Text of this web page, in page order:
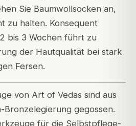
Sie Baumwollsocken an,
zu halten. Konsequent
bis 3 Wochen führt zu
der Hautqualität bei stark
Fersen.
von Art of Vedas sind aus
Bronzelegierung gegossen.
für die Selbstpflege-